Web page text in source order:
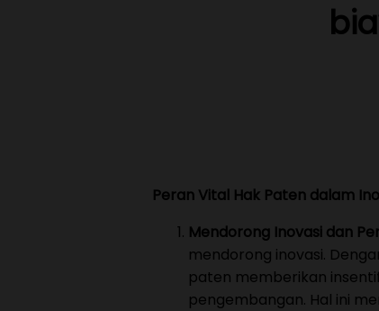
Peran Vital Hak Paten dalam
Mendorong Inovasi dan
mendorong inovasi.
paten memberikan
pengembangan. Hal ini